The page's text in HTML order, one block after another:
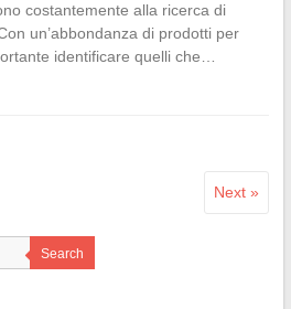
costantemente alla ricerca di
un’abbondanza di prodotti per
identificare quelli che…
Next »
Search